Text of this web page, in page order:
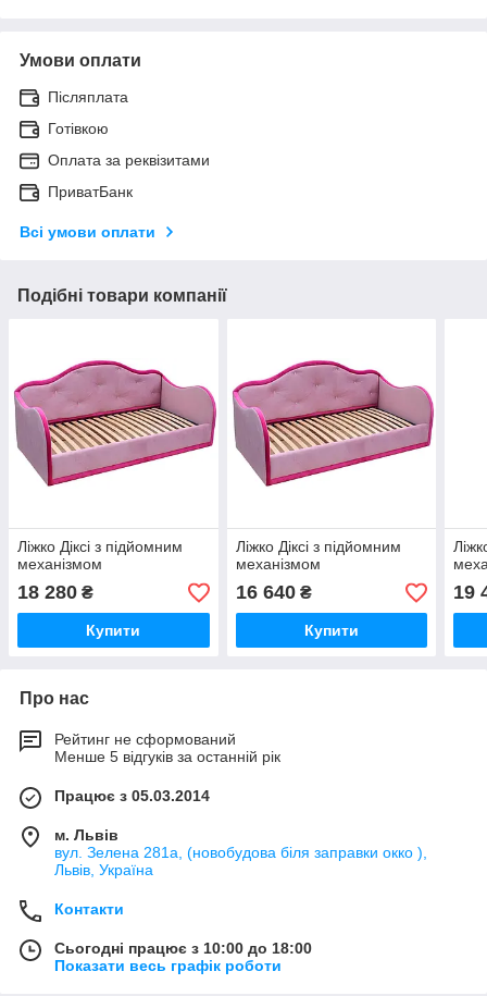
Умови оплати
Післяплата
Готівкою
Оплата за реквізитами
ПриватБанк
Всі умови оплати
Подібні товари компанії
Ліжко Діксі з підйомним
механізмом
18 280 ₴
Купити
Ліжко Діксі з підйомним
механізмом
16 640₴
Купити
19
Про нас
Рейтинг не сформований
Менше 5 відгуків за останній рік
Працює з 05.03.2014
м. Львів
вул. Зелена 281а, (новобудова біля заправки окко ),
Львів, Україна
Контакти
Сьогодні працює з 10:00 до 18:00
Показати весь графік роботи